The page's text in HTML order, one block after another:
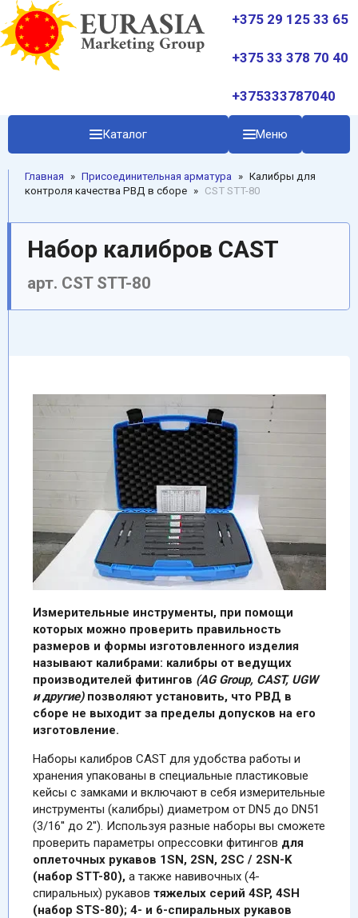
+375 29 125 33 65
+375 33 378 70 40
+375333787040
Каталог Меню
Главная » Присоединительная арматура » Калибры для
контроля качества РВД в сборе » CST STT-80
Набор калибров CAST
арт. CST STT-80
Измерительные инструменты, при помощи
которых можно проверить правильность
размеров и формы изготовленного изделия
называют калибрами: калибры от ведущих
производителей фитингов (AG Group, CAST, UGW
и другие)позволяют установить, что РВД в
сборе не выходит за пределы допусков на его
изготовление.
Наборы калибров CAST для удобства работы и
хранения упакованы в специальные пластиковые
кейсы с замками и включают в себя измерительные
инструменты (калибры) диаметром от DN5 до DN51
(3/16'' до 2''). Используя разные наборы вы сможете
проверить параметры опрессовки фитингов для
оплеточных рукавов 1SN, 2SN, 2SC / 2SN-K
(набор STT-80), а также навивочных (4-
спиральных) рукавов тяжелых серий 4SP, 4SH
(набор STS-80); 4- и 6-спиральных рукавов